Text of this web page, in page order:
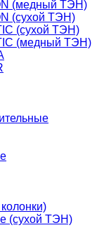
(медный ТЭН)
(сухой ТЭН)
(сухой ТЭН)
(медный ТЭН)
(сухой ТЭН)